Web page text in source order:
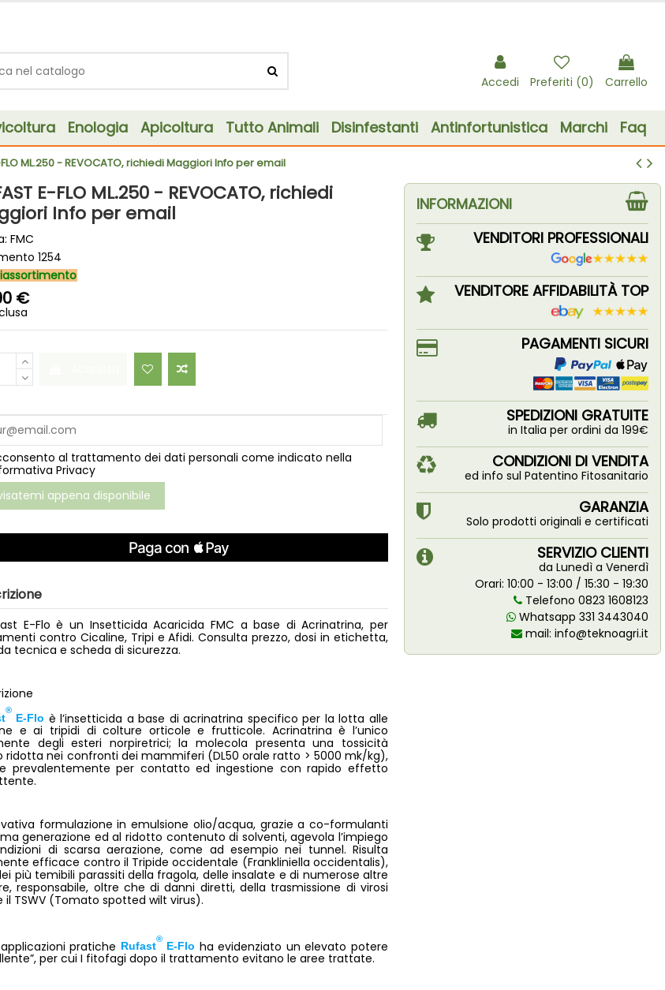
Accedi Preferiti (0) Carrello
Enologia Apicoltura Tutto Animali Disinfestanti Antinfortunistica Marchi Faq
FLO ML.250 - REVOCATO, richiedi Maggiori Info per email
E-FLO ML.250 - REVOCATO, richiedi
Info per email
FMC
1254
€
al trattamento dei dati personali come indicato nella
Privacy
E-Flo è un Insetticida Acaricida FMC a base di Acrinatrina, per
contro Cicaline, Tripi e Afidi. Consulta prezzo, dosi in etichetta,
tecnica e scheda di sicurezza.
®
E-Flo è l’insetticida a base di acrinatrina specifico per la lotta alle
e ai tripidi di colture orticole e frutticole. Acrinatrina è l’unico
degli esteri norpiretrici; la molecola presenta una tossicità
ridotta nei confronti dei mammiferi (DL50 orale ratto > 5000 mk/kg),
prevalentemente per contatto ed ingestione con rapido effetto
formulazione in emulsione olio/acqua, grazie a co-formulanti
generazione ed al ridotto contenuto di solventi, agevola l’impiego
di scarsa aerazione, come ad esempio nei tunnel. Risulta
efficace contro il Tripide occidentale (Frankliniella occidentalis),
più temibili parassiti della fragola, delle insalate e di numerose altre
responsabile, oltre che di danni diretti, della trasmissione di virosi
il TSWV (Tomato spotted wilt virus).
pratiche Rufast
®
E-Flo ha evidenziato un elevato potere
per cui I fitofagi dopo il trattamento evitano le aree trattate.
INFORMAZIONI
VENDITORI PROFESSIONALI
VENDITORE AFFIDABILITÀ TOP
PAGAMENTI SICURI
SPEDIZIONI GRATUITE
in Italia per ordini da 199€
CONDIZIONI DI VENDITA
ed info sul Patentino Fitosanitario
GARANZIA
Solo prodotti originali e certificati
SERVIZIO CLIENTI
da Lunedì a Venerdì
Orari: 10:00 - 13:00 / 15:30 - 19:30
Telefono 0823 1608123
Whatsapp 331 3443040
mail: info@teknoagri.it